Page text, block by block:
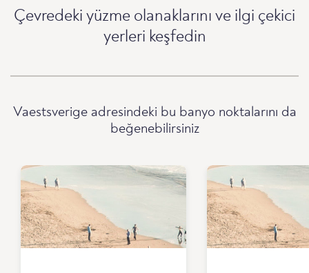
Çevredeki yüzme olanaklarını ve ilgi çekici
yerleri keşfedin
Vaestsverige adresindeki bu banyo noktalarını da
beğenebilirsiniz